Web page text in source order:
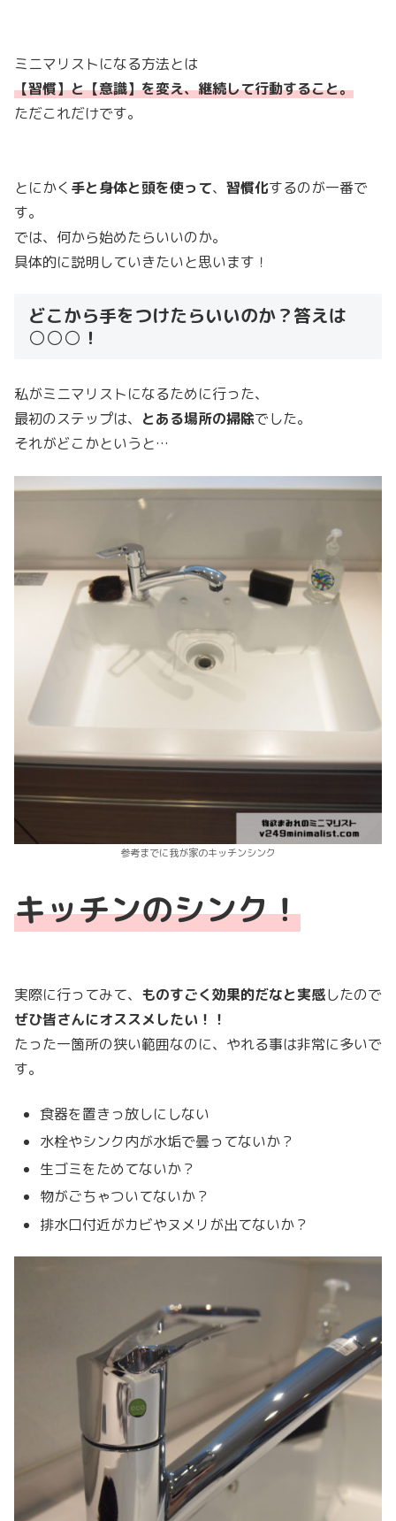
ミニマリストになる方法とは
【習慣】と【意識】を変え、継続して行動すること。
ただこれだけです。
とにかく 手と身体と頭を使って、 習慣化するのが一番で
す。
では、何から始めたらいいのか。
具体的に説明していきたいと思います！
どこから手をつけたらいいのか？答えは
○○○！
私がミニマリストになるために行った、
最初のステップは、 とある場所の掃除でした。
それがどこかというと…
参考までに我が家のキッチンシンク
キッチンのシンク！
実際に行ってみて、 ものすごく効果的だなと実感したので
ぜひ皆さんにオススメしたい！！
たった一箇所の狭い範囲なのに、やれる事は非常に多いで
す。
食器を置きっ放しにしない
水栓やシンク内が水垢で曇ってないか？
生ゴミをためてないか？
物がごちゃついてないか？
排水口付近がカビやヌメリが出てないか？